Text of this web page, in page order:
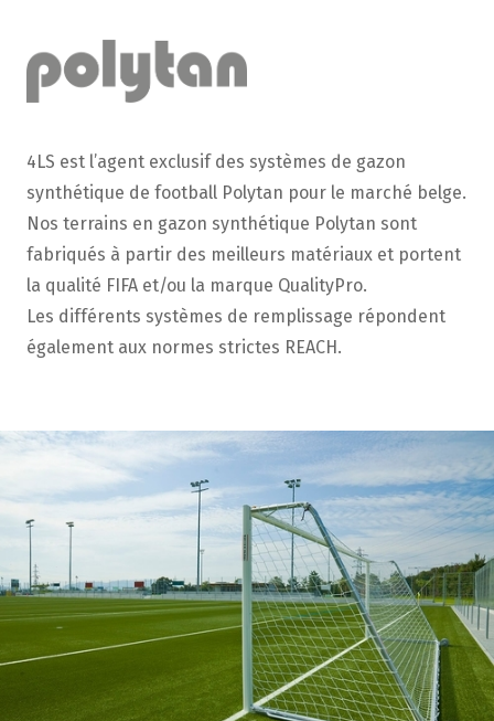
4LS est l’agent exclusif des systèmes de gazon
synthétique de football Polytan pour le marché belge.
Nos terrains en gazon synthétique Polytan sont
fabriqués à partir des meilleurs matériaux et portent
la qualité FIFA et/ou la marque QualityPro.
Les différents systèmes de remplissage répondent
également aux normes strictes REACH.